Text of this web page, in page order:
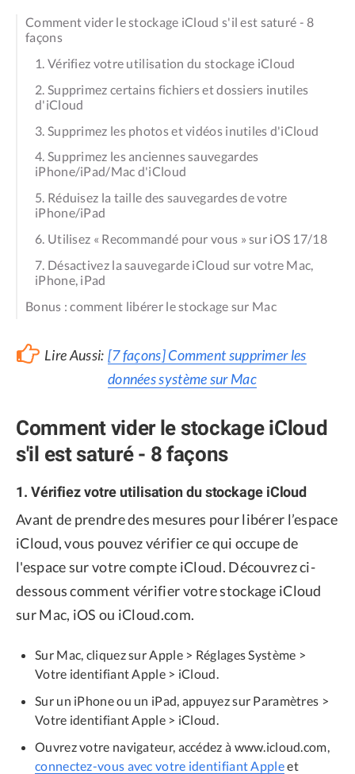
Comment vider le stockage iCloud s'il est saturé - 8
façons
1. Vérifiez votre utilisation du stockage iCloud
2. Supprimez certains fichiers et dossiers inutiles
d'iCloud
3. Supprimez les photos et vidéos inutiles d'iCloud
4. Supprimez les anciennes sauvegardes
iPhone/iPad/Mac d'iCloud
5. Réduisez la taille des sauvegardes de votre
iPhone/iPad
6. Utilisez « Recommandé pour vous » sur iOS 17/18
7. Désactivez la sauvegarde iCloud sur votre Mac,
iPhone, iPad
Bonus : comment libérer le stockage sur Mac
Lire Aussi: [7 façons] Comment supprimer les
données système sur Mac
Comment vider le stockage iCloud
s'il est saturé - 8 façons
1. Vérifiez votre utilisation du stockage iCloud
Avant de prendre des mesures pour libérer l’espace
iCloud, vous pouvez vérifier ce qui occupe de
l'espace sur votre compte iCloud. Découvrez ci-
dessous comment vérifier votre stockage iCloud
sur Mac, iOS ou iCloud.com.
Sur Mac, cliquez sur Apple > Réglages Système >
Votre identifiant Apple > iCloud.
Sur un iPhone ou un iPad, appuyez sur Paramètres >
Votre identifiant Apple > iCloud.
Ouvrez votre navigateur, accédez à www.icloud.com,
connectez-vous avec votre identifiant Appleet